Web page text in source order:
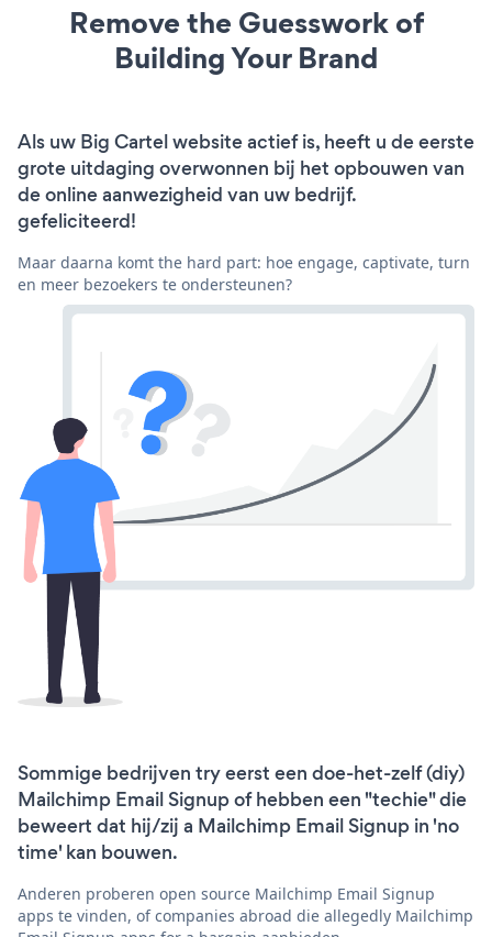
Remove the Guesswork of
Building Your Brand
Als uw Big Cartel website actief is, heeft u de eerste
grote uitdaging overwonnen bij het opbouwen van
de online aanwezigheid van uw bedrijf.
gefeliciteerd!
Maar daarna komt the hard part: hoe engage, captivate, turn
en meer bezoekers te ondersteunen?
Sommige bedrijven try eerst een doe-het-zelf (diy)
Mailchimp Email Signup of hebben een "techie" die
beweert dat hij/zij a Mailchimp Email Signup in 'no
time' kan bouwen.
Anderen proberen open source Mailchimp Email Signup
apps te vinden, of companies abroad die allegedly Mailchimp